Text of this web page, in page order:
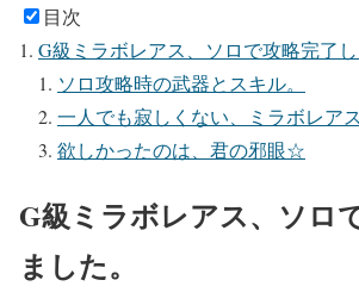
目次
G級ミラボレアス、ソロで攻略完了し
ソロ攻略時の武器とスキル。
一人でも寂しくない、ミラボレア
欲しかったのは、君の邪眼☆
G級ミラボレアス、ソロ
ました。